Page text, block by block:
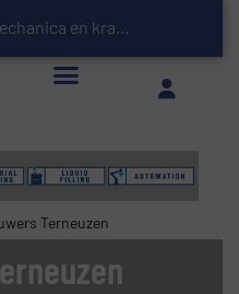
Deeltjesmechanica en krachtnetwerken in stort
Geïntegreerde doserings- en weegsystemen: Efficiëntie, kwaliteit en duurzaamheid in één oogopslag
Terneuzen